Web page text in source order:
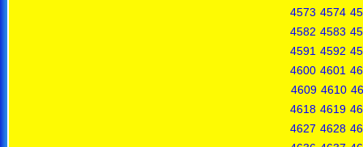
4573 4574
4582 4583
4591 4592
4600 4601
4609 4610
4618 4619
4627 4628